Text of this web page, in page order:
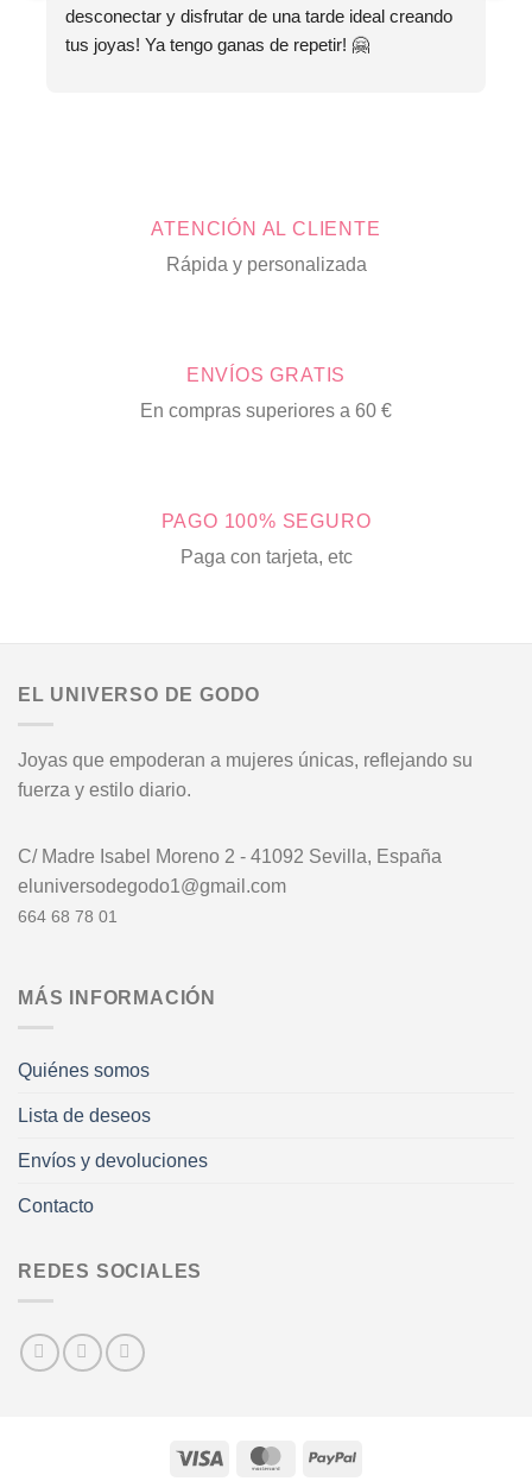
desconectar y disfrutar de una tarde ideal creando
tus joyas! Ya tengo ganas de repetir! 🤗
ATENCIÓN AL CLIENTE
Rápida y personalizada
ENVÍOS GRATIS
En compras superiores a 60 €
PAGO 100% SEGURO
Paga con tarjeta, etc
EL UNIVERSO DE GODO
Joyas que empoderan a mujeres únicas, reflejando su
fuerza y estilo diario.
C/ Madre Isabel Moreno 2 - 41092 Sevilla, España
eluniversodegodo1@gmail.com
664 68 78 01
MÁS INFORMACIÓN
Quiénes somos
Lista de deseos
Envíos y devoluciones
Contacto
REDES SOCIALES